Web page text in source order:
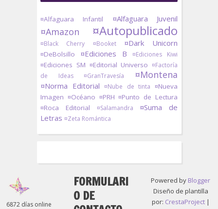
¤Alfaguara Infantil ¤Alfaguara Juvenil
¤Amazon ¤Autopublicado
¤Black Cherry ¤Booket ¤Dark Unicorn
¤DeBolsillo ¤Ediciones B ¤Ediciones Kiwi
¤Ediciones SM ¤Editorial Universo ¤Factoría
de Ideas
¤GranTravesía ¤Montena
¤Norma Editorial ¤Nube de tinta ¤Nueva
Imagen ¤Océano ¤PRH ¤Punto de Lectura
¤Roca Editorial
¤Salamandra
¤Suma de
Letras ¤Zeta Romántica
6872 días online
FORMULARI
O DE
Powered by Blogger
Diseño de plantilla
por: CrestaProject|